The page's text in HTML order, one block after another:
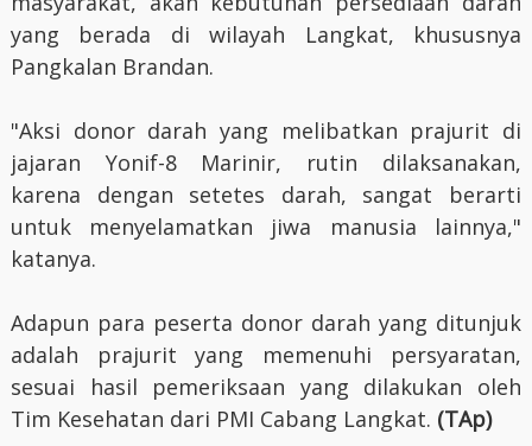
yang berada di wilayah Langkat, khususnya
Pangkalan Brandan.
"Aksi donor darah yang melibatkan prajurit di
jajaran Yonif-8 Marinir, rutin dilaksanakan,
karena dengan setetes darah, sangat berarti
untuk menyelamatkan jiwa manusia lainnya,"
katanya.
Adapun para peserta donor darah yang ditunjuk
adalah prajurit yang memenuhi persyaratan,
sesuai hasil pemeriksaan yang dilakukan oleh
Tim Kesehatan dari PMI Cabang Langkat. (TAp)